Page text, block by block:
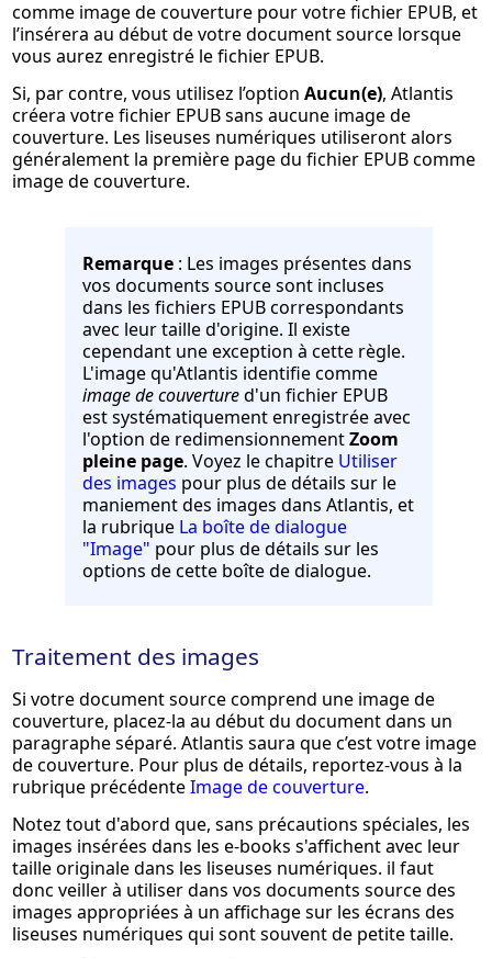
comme image de couverture pour votre fichier EPUB, et
l’insérera au début de votre document source lorsque
vous aurez enregistré le fichier EPUB.
Si, par contre, vous utilisez l’optionAucun(e), Atlantis
créera votre fichier EPUB sans aucune image de
couverture. Les liseuses numériques utiliseront alors
généralement la première page du fichier EPUB comme
image de couverture.
Remarque : Les images présentes dans
vos documents source sont incluses
dans les fichiers EPUB correspondants
avec leur taille d'origine. Il existe
cependant une exception à cette règle.
L'image qu'Atlantis identifie comme
image de couvertured'un fichier EPUB
est systématiquement enregistrée avec
l'option de redimensionnementZoom
pleine page. Voyez le chapitre Utiliser
des images pour plus de détails sur le
maniement des images dans Atlantis, et
la rubrique La boîte de dialogue
"Image" pour plus de détails sur les
options de cette boîte de dialogue.
Traitement des images
Si votre document source comprend une image de
couverture, placez-la au début du document dans un
paragraphe séparé. Atlantis saura que c’est votre image
de couverture. Pour plus de détails, reportez-vous à la
rubrique précédenteImage de couverture.
Notez tout d'abord que, sans précautions spéciales, les
images insérées dans les e-books s'affichent avec leur
taille originale dans les liseuses numériques. il faut
donc veiller à utiliser dans vos documents source des
images appropriées à un affichage sur les écrans des
liseuses numériques qui sont souvent de petite taille.